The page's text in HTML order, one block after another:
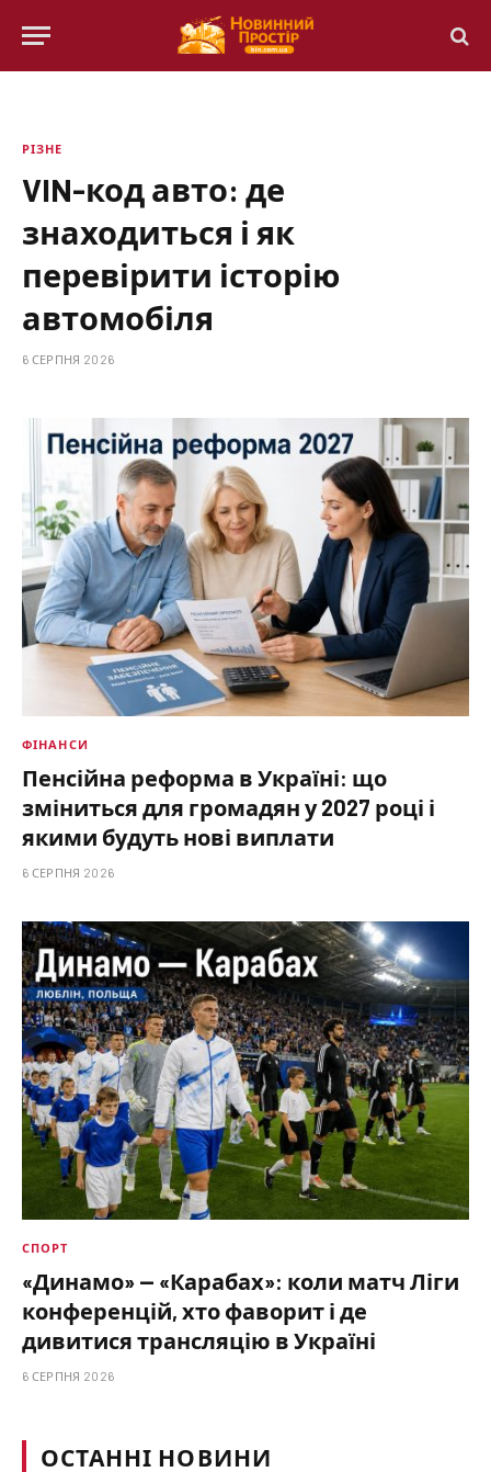
ФІНАНСИ
Пенсійна реформа в Україні: що
зміниться для громадян у 2027 році і
якими будуть нові виплати
6 СЕРПНЯ 2026
СПОРТ
«Динамо» — «Карабах»: коли матч Ліги
конференцій, хто фаворит і де
дивитися трансляцію в Україні
6 СЕРПНЯ 2026
РІЗНЕ
VIN-код авто: де
знаходиться і як
перевірити історію
автомобіля
6 СЕРПНЯ 2026
ОСТАННІ НОВИНИ